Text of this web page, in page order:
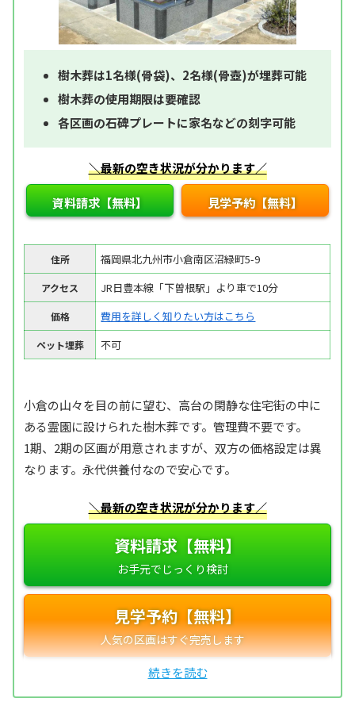
樹木葬は1名様(骨袋)、2名様(骨壺)が埋葬可能
樹木葬の使用期限は要確認
各区画の石碑プレートに家名などの刻字可能
＼最新の空き状況が分かります／
資料請求【無料】 見学予約【無料】
住所 福岡県北九州市小倉南区沼緑町5-9
アクセス JR日豊本線「下曽根駅」より車で10分
価格 費用を詳しく知りたい方はこちら
ペット埋葬 不可
小倉の山々を目の前に望む、高台の閑静な住宅街の中に
ある霊園に設けられた樹木葬です。管理費不要です。
1期、2期の区画が用意されますが、双方の価格設定は異
なります。永代供養付なので安心です。
＼最新の空き状況が分かります／
資料請求【無料】
見学予約【無料】